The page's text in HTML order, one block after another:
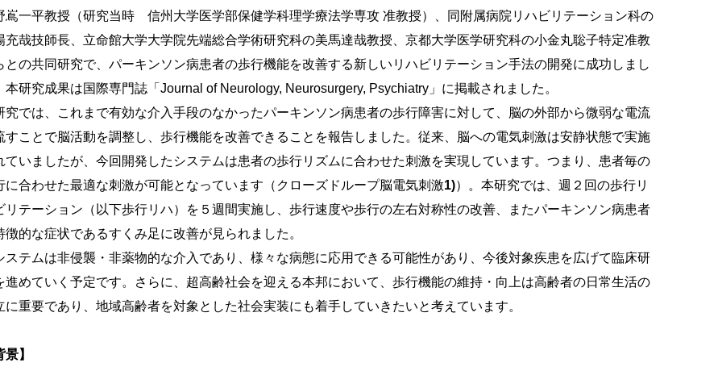
嶌一平教授（研究当時 信州大学医学部保健学科理学療法学専攻 准教授）、同附属病院リハビリテーション科の
充哉技師長、立命館大学大学院先端総合学術研究科の美馬達哉教授、京都大学医学研究科の小金丸聡子特定准教
との共同研究で、パーキンソン病患者の歩行機能を改善する新しいリハビリテーション手法の開発に成功しまし
本研究成果は国際専門誌「Journal of Neurology, Neurosurgery, Psychiatry」に掲載されました。
究では、これまで有効な介入手段のなかったパーキンソン病患者の歩行障害に対して、脳の外部から微弱な電流
すことで脳活動を調整し、歩行機能を改善できることを報告しました。従来、脳への電気刺激は安静状態で実施
ていましたが、今回開発したシステムは患者の歩行リズムに合わせた刺激を実現しています。つまり、患者毎の
に合わせた最適な刺激が可能となっています（クローズドループ脳電気刺激1)）。本研究では、週２回の歩行リ
リテーション（以下歩行リハ）を５週間実施し、歩行速度や歩行の左右対称性の改善、またパーキンソン病患者
徴的な症状であるすくみ足に改善が見られました。
ステムは非侵襲・非薬物的な介入であり、様々な病態に応用できる可能性があり、今後対象疾患を広げて臨床研
進めていく予定です。さらに、超高齢社会を迎える本邦において、歩行機能の維持・向上は高齢者の日常生活の
に重要であり、地域高齢者を対象とした社会実装にも着手していきたいと考えています。
景】